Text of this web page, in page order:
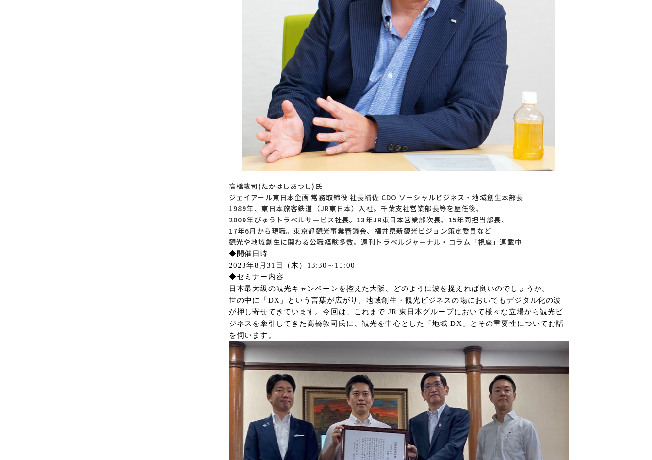
⾼橋敦司(たかはしあつし)⽒
ジェイアール東⽇本企画 常務取締役 社⻑補佐 CDO ソーシャルビジネス・地域創⽣本部⻑
1989年、東⽇本旅客鉄道（JR東⽇本）⼊社。千葉⽀社営業部⻑等を歴任後、
2009年びゅうトラベルサービス社⻑。13年JR東⽇本営業部次⻑、15年同担当部⻑、
17年6⽉から現職。東京都観光事業審議会、福井県新観光ビジョン策定委員など
観光や地域創⽣に関わる公職経験多数。週刊トラベルジャーナル・コラム「視座」連載中
◆開催日時
2023年8 月 31 日（木） 13:30 ～ 15:00
◆セミナー内容
日本最大級の観光キャンペーンを控えた大阪、どのように波を捉えれば良いのでしょうか。
世の中に「 DX 」という言葉が広がり、地域創生・観光ビジネスの場においてもデジタル化の波
が押し寄せてきています。今回は、これまで JR 東日本グループにおいて様々な立場から観光ビ
ジネスを牽引してきた高橋敦司氏に、観光を中心とした「地域 DX 」とその重要性についてお話
を伺います。